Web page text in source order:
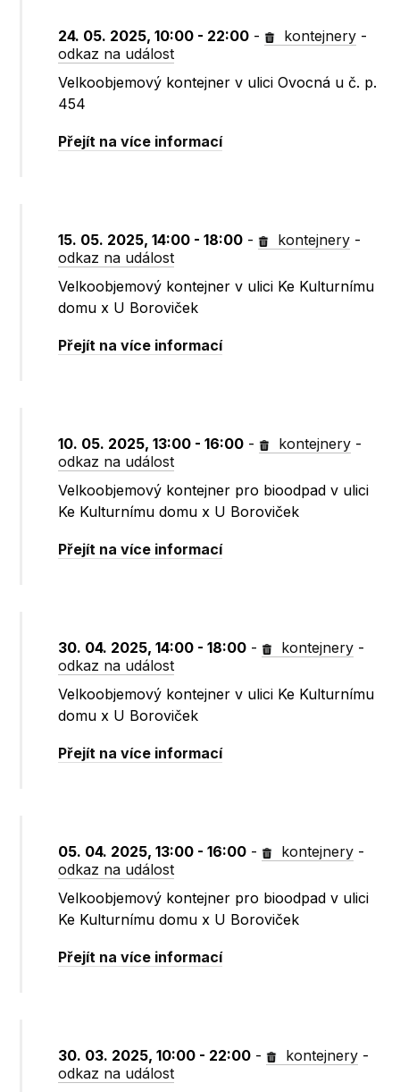
24. 05. 2025, 10:00 - 22:00 - kontejnery -
odkaz na událost
Velkoobjemový kontejner v ulici Ovocná u č. p.
454
Přejít na více informací
15. 05. 2025, 14:00 - 18:00 - kontejnery -
odkaz na událost
Velkoobjemový kontejner v ulici Ke Kulturnímu
domu x U Boroviček
Přejít na více informací
10. 05. 2025, 13:00 - 16:00 - kontejnery -
odkaz na událost
Velkoobjemový kontejner pro bioodpad v ulici
Ke Kulturnímu domu x U Boroviček
Přejít na více informací
30. 04. 2025, 14:00 - 18:00 - kontejnery -
odkaz na událost
Velkoobjemový kontejner v ulici Ke Kulturnímu
domu x U Boroviček
Přejít na více informací
05. 04. 2025, 13:00 - 16:00 - kontejnery -
odkaz na událost
Velkoobjemový kontejner pro bioodpad v ulici
Ke Kulturnímu domu x U Boroviček
Přejít na více informací
30. 03. 2025, 10:00 - 22:00 - kontejnery -
odkaz na událost